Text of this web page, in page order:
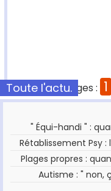
Pages : 1
Toute l'actu.
" Équi-handi " :
Rétablissement Psy
Plages propres :
Autisme : " non,